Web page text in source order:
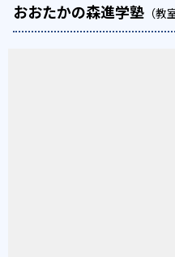
おおたかの森進学塾 （教